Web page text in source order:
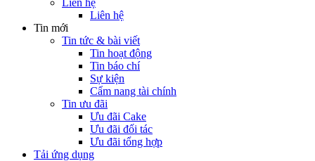
Liên hệ
Liên hệ
Tin mới
Tin tức & bài viết
Tin hoạt động
Tin báo chí
Sự kiện
Cẩm nang tài chính
Tin ưu đãi
Ưu đãi Cake
Ưu đãi đối tác
Ưu đãi tổng hợp
Tải ứng dụng